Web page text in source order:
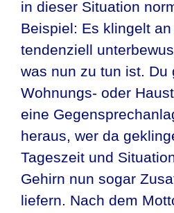
in dieser Situation
Beispiel: Es klingelt
tendenziell
was nun zu tun ist. Du
Wohnungs- oder
eine
heraus, wer da
Tageszeit und
Gehirn nun sogar
liefern. Nach dem